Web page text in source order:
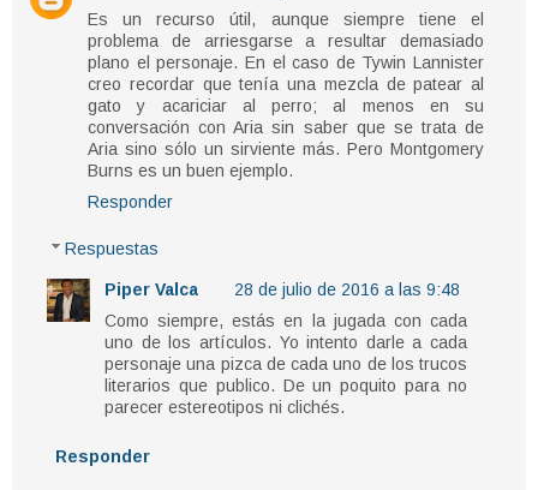
Es un recurso útil, aunque siempre tiene el
problema de arriesgarse a resultar demasiado
plano el personaje. En el caso de Tywin Lannister
creo recordar que tenía una mezcla de patear al
gato y acariciar al perro; al menos en su
conversación con Aria sin saber que se trata de
Aria sino sólo un sirviente más. Pero Montgomery
Burns es un buen ejemplo.
Responder
Respuestas
Piper Valca
28 de julio de 2016 a las 9:48
Como siempre, estás en la jugada con cada
uno de los artículos. Yo intento darle a cada
personaje una pizca de cada uno de los trucos
literarios que publico. De un poquito para no
parecer estereotipos ni clichés.
Responder